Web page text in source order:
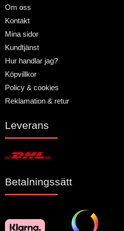
Om oss
Kontakt
Mina sidor
Kundtjänst
Hur handlar jag?
Köpvillkor
Policy & cookies
Reklamation & retur
Leverans
Betalningssätt